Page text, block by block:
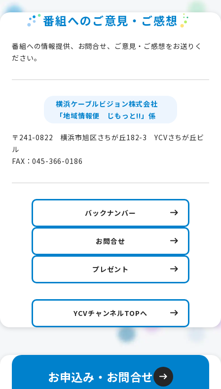
番組へのご意見・ご感想
番組への情報提供、お問合せ、ご意見・ご感想をお送りく
ださい。
横浜ケーブルビジョン株式会社
「地域情報便 じもっと!!」係
〒241-0822 横浜市旭区さちが丘182-3 YCVさちが丘ビ
ル
FAX：045-366-0186
バックナンバー
お問合せ
プレゼント
YCVチャンネルTOPへ
お申込み・お問合せ